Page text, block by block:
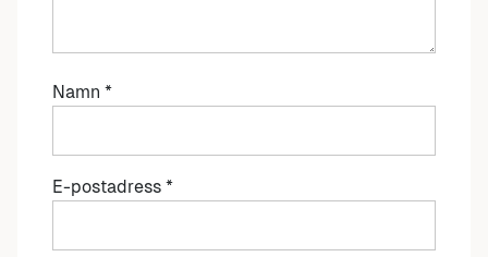
Namn *
E-postadress *